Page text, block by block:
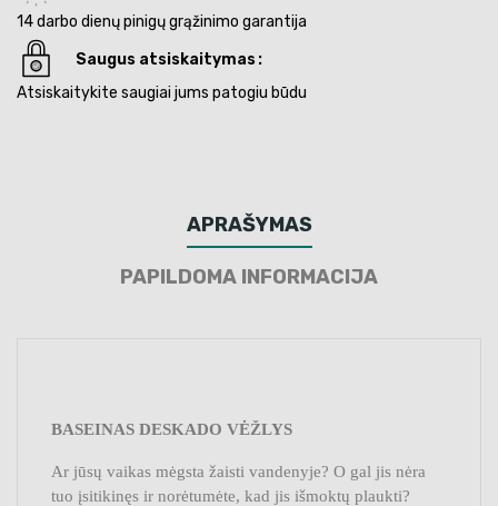
14 darbo dienų pinigų grąžinimo garantija
Saugus atsiskaitymas
Atsiskaitykite saugiai jums patogiu būdu
APRAŠYMAS
PAPILDOMA INFORMACIJA
BASEINAS DESKADO VĖŽLYS
Ar jūsų vaikas mėgsta žaisti vandenyje? O gal jis nėra
tuo įsitikinęs ir norėtumėte, kad jis išmoktų plaukti?